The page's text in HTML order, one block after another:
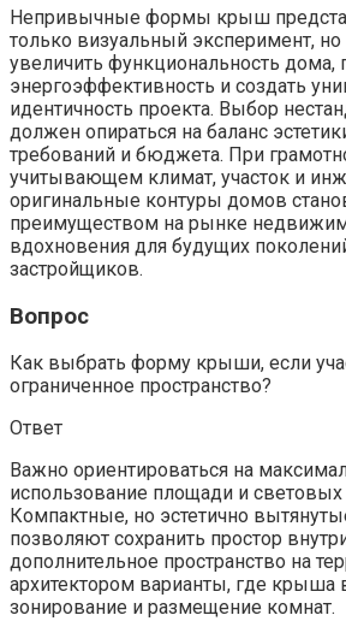
Непривычные формы крыш
только визуальный эксперимент,
увеличить функциональность дома,
энергоэффективность и создать
идентичность проекта. Выбор
должен опираться на баланс
требований и бюджета. При
учитывающем климат, участок и
оригинальные контуры домов
преимуществом на рынке
вдохновения для будущих
застройщиков.
Вопрос
Как выбрать форму крыши, если
ограниченное пространство?
Ответ
Важно ориентироваться на
использование площади и световых
Компактные, но эстетично
позволяют сохранить простор
дополнительное пространство на
архитектором варианты, где крыша
зонирование и размещение комнат.